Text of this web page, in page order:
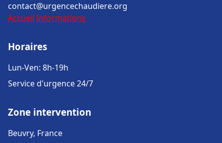
contact@urgencechaudiere.org
Accueil Informations
Horaires
Lun-Ven: 8h-19h
Service d'urgence 24/7
Zone intervention
Beuvry, France